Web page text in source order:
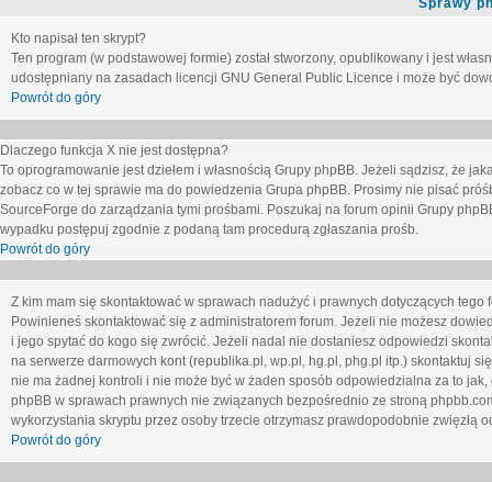
Sprawy
Kto napisał ten skrypt?
Ten program (w podstawowej formie) został stworzony, opublikowany i jest
udostępniany na zasadach licencji GNU General Public Licence i może być
Powrót do góry
Dlaczego funkcja X nie jest dostępna?
To oprogramowanie jest dziełem i własnością Grupy phpBB. Jeżeli sądzisz, że
zobacz co w tej sprawie ma do powiedzenia Grupa phpBB. Prosimy nie pisać
SourceForge do zarządzania tymi prośbami. Poszukaj na forum opinii Grupy
wypadku postępuj zgodnie z podaną tam procedurą zgłaszania prośb.
Powrót do góry
Z kim mam się skontaktować w sprawach nadużyć i prawnych dotyczących tego
Powinieneś skontaktować się z administratorem forum. Jeżeli nie możesz
i jego spytać do kogo się zwrócić. Jeżeli nadal nie dostaniesz odpowiedzi
na serwerze darmowych kont (republika.pl, wp.pl, hg.pl, phg.pl itp.) skontaktuj
nie ma żadnej kontroli i nie może być w żaden sposób odpowiedzialna za to
phpBB w sprawach prawnych nie związanych bezpośrednio ze stroną
wykorzystania skryptu przez osoby trzecie otrzymasz prawdopodobnie zwięzłą
Powrót do góry